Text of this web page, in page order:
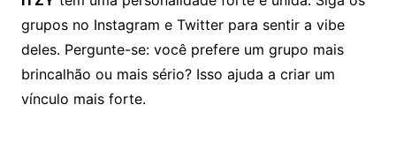
grupos no Instagram e Twitter para sentir a vibe
deles. Pergunte-se: você prefere um grupo mais
brincalhão ou mais sério? Isso ajuda a criar um
vínculo mais forte.